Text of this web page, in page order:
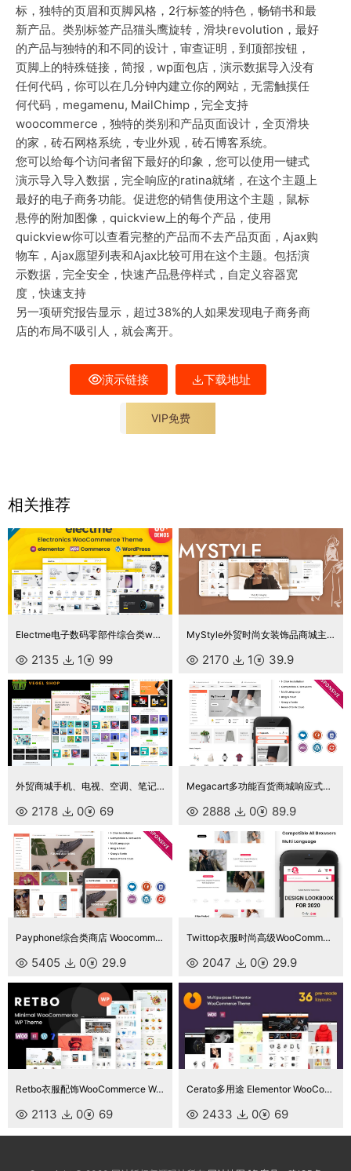
标，独特的页眉和页脚风格，2行标签的特色，畅销书和最
新产品。类别标签产品猫头鹰旋转，滑块revolution，最好
的产品与独特的和不同的设计，审查证明，到顶部按钮，
页脚上的特殊链接，简报，wp面包店，演示数据导入没有
任何代码，你可以在几分钟内建立你的网站，无需触摸任
何代码，megamenu, MailChimp，完全支持
woocommerce，独特的类别和产品页面设计，全页滑块
的家，砖石网格系统，专业外观，砖石博客系统。
您可以给每个访问者留下最好的印象，您可以使用一键式
演示导入导入数据，完全响应的ratina就绪，在这个主题上
最好的电子商务功能。促进您的销售使用这个主题，鼠标
悬停的附加图像，quickview上的每个产品，使用
quickview你可以查看完整的产品而不去产品页面，Ajax购
物车，Ajax愿望列表和Ajax比较可用在这个主题。包括演
示数据，完全安全，快速产品悬停样式，自定义容器宽
度，快速支持
另一项研究报告显示，超过38%的人如果发现电子商务商
店的布局不吸引人，就会离开。
演示链接 下载地址
VIP免费
相关推荐
Electme电子数码零部件综合类wordpress主题商城外贸跨境电商源码
2135 1 99
MyStyle外贸时尚女装饰品商城主题源码
2170 1 39.9
外贸商城手机、电视、空调、笔记本电脑、家用电器小工具电子商店 Elementor WooCommerce 主题
2178 0 69
Megacart多功能百货商城响应式商店WooCommerce 主题
2888 0 89.9
Payphone综合类商店 Woocommerce响应式主题Wordpress主题
5405 0 29.9
Twittop衣服时尚高级WooCommerce主题
2047 0 29.9
Retbo衣服配饰WooCommerce WordPress 主题
2113 0 69
Cerato多用途 Elementor WooCommerce 主题
2433 0 69